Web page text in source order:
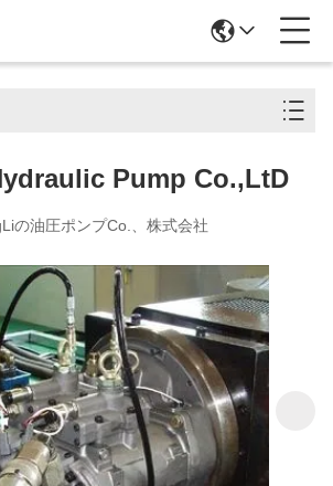
Pump Co.,LtD
の油圧ポンプCo.、株式会社